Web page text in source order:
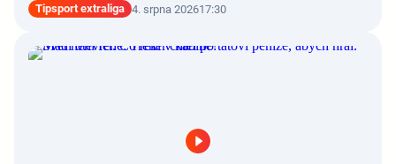
Tipsport extraliga 4. srpna 202617:30